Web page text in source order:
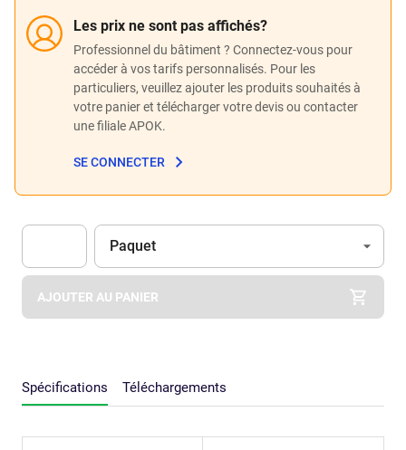
Les prix ne sont pas affichés?
Professionnel du bâtiment ? Connectez-vous pour
accéder à vos tarifs personnalisés. Pour les
particuliers, veuillez ajouter les produits souhaités à
votre panier et télécharger votre devis ou contacter
une filiale APOK.
SE CONNECTER
Apok.Product.Detail.AddToCart.Quantity (Optionnel)
Unité
Paquet
AJOUTER AU PANIER
Spécifications Téléchargements